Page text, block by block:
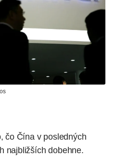
čo Čína v posledných
najbližších dobehne.